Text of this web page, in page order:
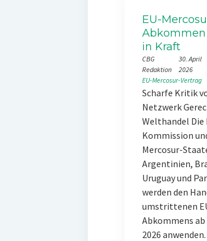
EU-
in Kraft
CBG
Redaktion
30. April
2026
EU-Mercosur-Vertrag
Scharfe Kritik
Netzwerk
Welthandel Die
Kommission
Mercosur-
Argentinien,
Uruguay und
werden den
umstrittenen
Abkommens ab
2026